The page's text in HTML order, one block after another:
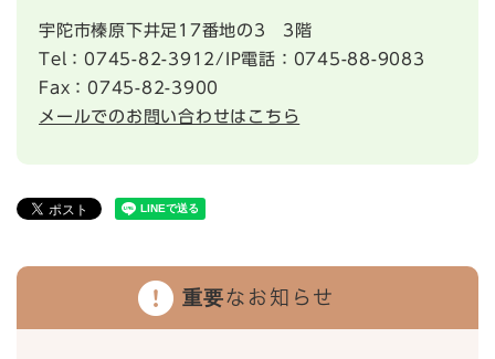
宇陀市榛原下井足17番地の3 3階
Tel：0745-82-3912/IP電話：0745-88-9083
Fax：0745-82-3900
メールでのお問い合わせはこちら
重要なお知らせ